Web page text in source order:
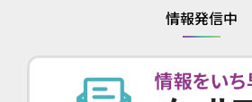
情報発信中